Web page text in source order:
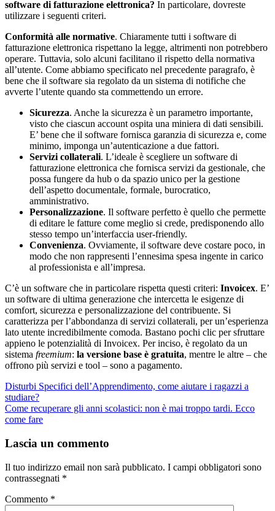
software di fatturazione elettronica? In particolare, dovreste
utilizzare i seguenti criteri.
Conformità alle normative. Chiaramente tutti i software di
fatturazione elettronica rispettano la legge, altrimenti non potrebbero
operare. Tuttavia, solo alcuni facilitano il rispetto della normativa
all’utente. Come abbiamo specificato nel precedente paragrafo, è
bene che il software sia regolato da un sistema di notifiche che
avverte l’utente quando sta commettendo un errore.
Sicurezza. Anche la sicurezza è un parametro importante,
visto che ciascun account ospita una miniera di dati sensibili.
E’ bene che il software fornisca garanzia di sicurezza e, come
minimo, imponga un’autenticazione a due fattori.
Servizi collaterali. L’ideale è scegliere un software di
fatturazione elettronica che fornisca servizi da gestionale, che
possa fungere da hub o da spazio unico per la gestione
dell’aspetto documentale, formale, burocratico,
amministrativo.
Personalizzazione. Il software perfetto è quello che permette
di editare le fatture come meglio si crede, predisponendo allo
stesso tempo un’interfaccia user-friendly.
Convenienza. Ovviamente, il software deve costare poco, in
modo che non rappresenti l’ennesima spesa ingente in carico
al professionista e all’impresa.
C’è un software che in particolare rispetta questi criteri: Invoicex. E’
un software di ultima generazione che intercetta le esigenze di
comfort, sicurezza e personalizzazione del contribuente. Si
caratterizza per l’abbondanza di servizi collaterali, per un’esperienza
lato utente incredibilmente comoda. Bastano pochi clic per sfruttare
appieno le potenzialità di Invoicex. Per inciso, è regolato da un
sistema freemium: la versione base è gratuita, mentre le altre – che
offrono più servizi e tool – sono a pagamento.
Navigazione
articoli
Disturbi Specifici dell’Apprendimento, come aiutare i ragazzi a
studiare?
Come recuperare gli anni scolastici: non è mai troppo tardi. Ecco
come fare
Lascia un commento
Il tuo indirizzo email non sarà pubblicato. I campi obbligatori sono
contrassegnati *
Commento *